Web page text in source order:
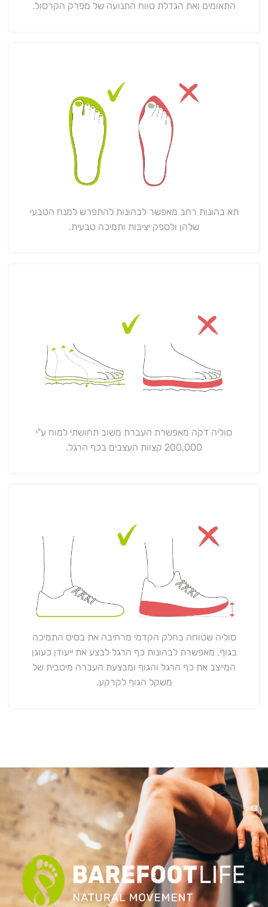
התאומים ואת הגדלת טווח התנועה של מפרק הקרסול.
תא בהונות רחב מאפשר לבהונות להתפרש למנח הטבעי
שלהן ולספק יציבות ותמיכה טבעית.
סוליה דקה מאפשרת העברת משוב תחושתי למוח ע"י
200,000 קצוות העצבים בכף הרגל.
סוליה שטוחה בחלק הקדמי מרחיבה את בסיס התמיכה
בגוף, מאפשרת לבהונות כף הרגל לבצע את ייעודן כעוגן
המייצב את כף הרגל והגוף ומבצעת העברה מיטבית של
משקל הגוף לקרקע.